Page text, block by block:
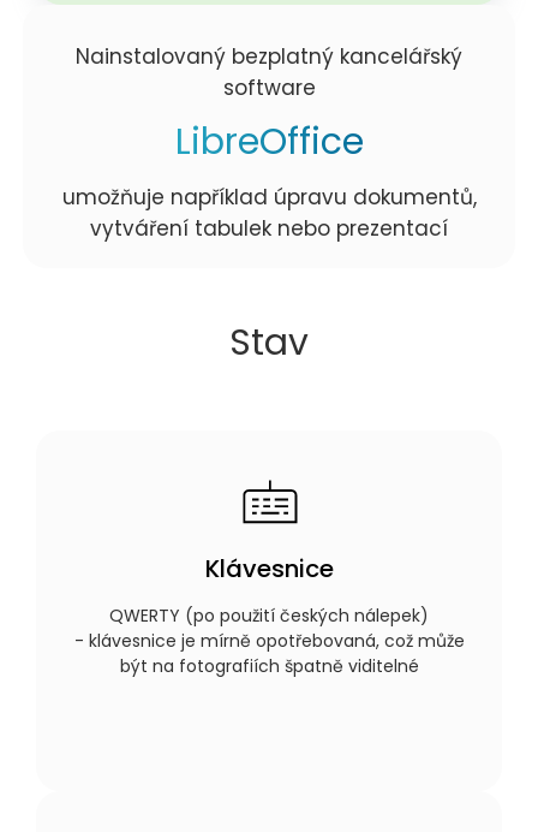
Nainstalovaný bezplatný kancelářský
software
LibreOffice
umožňuje například úpravu dokumentů,
vytváření tabulek nebo prezentací
Stav
Klávesnice
QWERTY (po použití českých nálepek)
- klávesnice je mírně opotřebovaná, což může
být na fotografiích špatně viditelné